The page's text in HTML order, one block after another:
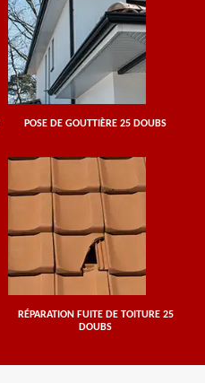
POSE DE GOUTTIÈRE 25 DOUBS
RÉPARATION FUITE DE TOITURE 25
DOUBS